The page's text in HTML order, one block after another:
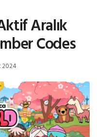
Aralık
Codes
2024